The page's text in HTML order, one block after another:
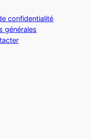
confidentialité
générales